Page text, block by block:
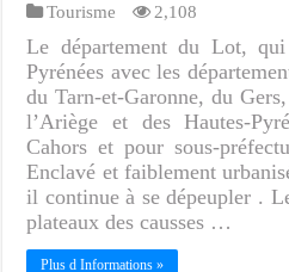
Tourisme 2,108
Le département du Lot,
Pyrénées avec les
du Tarn-et-Garonne, du
l’Ariège et des Hautes-
Cahors et pour sous-
Enclavé et faiblement
il continue à se dépeupler .
plateaux des causses …
Plus d Informations »